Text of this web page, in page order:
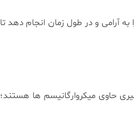
به آرامی و در طول زمان انجام دهد تا
حاوی میکروارگانیسم ها هستند؛